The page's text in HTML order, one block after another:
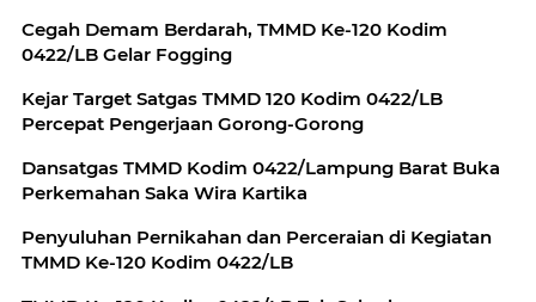
Cegah Demam Berdarah, TMMD Ke-120 Kodim
0422/LB Gelar Fogging
Kejar Target Satgas TMMD 120 Kodim 0422/LB
Percepat Pengerjaan Gorong-Gorong
Dansatgas TMMD Kodim 0422/Lampung Barat Buka
Perkemahan Saka Wira Kartika
Penyuluhan Pernikahan dan Perceraian di Kegiatan
TMMD Ke-120 Kodim 0422/LB